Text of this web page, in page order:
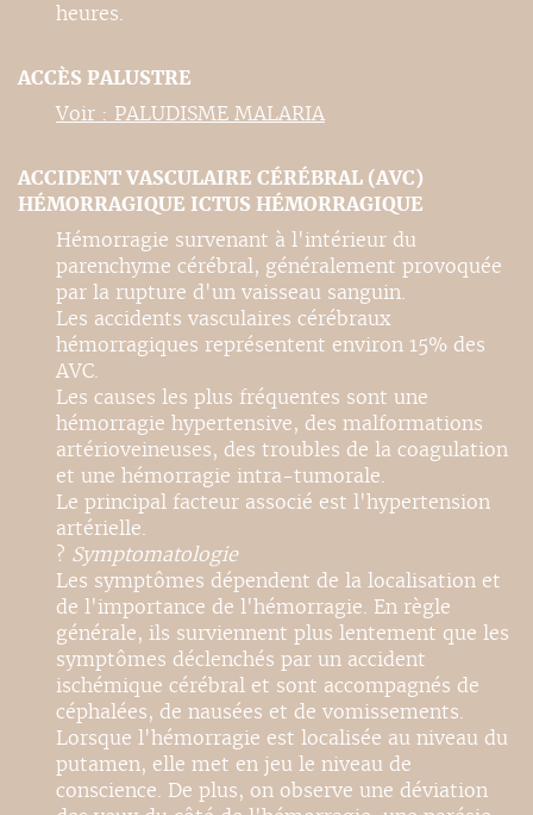
heures.
ACCÈS PALUSTRE
Voir : PALUDISME MALARIA
ACCIDENT VASCULAIRE CÉRÉBRAL (AVC)
HÉMORRAGIQUE ICTUS HÉMORRAGIQUE
Hémorragie survenant à l'intérieur du
parenchyme cérébral, généralement provoquée
par la rupture d'un vaisseau sanguin.
Les accidents vasculaires cérébraux
hémorragiques représentent environ 15% des
AVC.
Les causes les plus fréquentes sont une
hémorragie hypertensive, des malformations
artérioveineuses, des troubles de la coagulation
et une hémorragie intra-tumorale.
Le principal facteur associé est l'hypertension
artérielle.
? Symptomatologie
Les symptômes dépendent de la localisation et
de l'importance de l'hémorragie. En règle
générale, ils surviennent plus lentement que les
symptômes déclenchés par un accident
ischémique cérébral et sont accompagnés de
céphalées, de nausées et de vomissements.
Lorsque l'hémorragie est localisée au niveau du
putamen, elle met en jeu le niveau de
conscience. De plus, on observe une déviation